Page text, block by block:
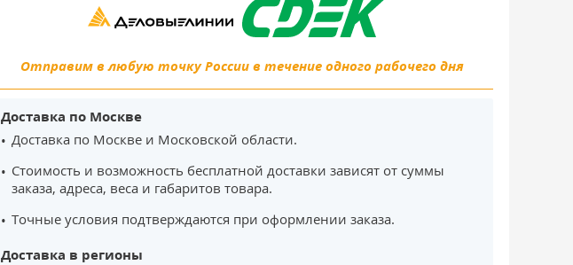
Отправим в любую точку России в течение одного рабочего дня
Доставка по Москве
Доставка по Москве и Московской области.
Стоимость и возможность бесплатной доставки зависят от суммы
заказа, адреса, веса и габаритов товара.
Точные условия подтверждаются при оформлении заказа.
Доставка в регионы